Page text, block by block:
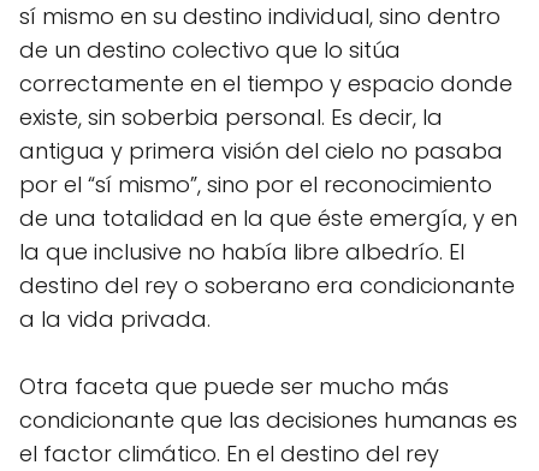
sí mismo en su destino individual, sino dentro
de un destino colectivo que lo sitúa
correctamente en el tiempo y espacio donde
existe, sin soberbia personal. Es decir, la
antigua y primera visión del cielo no pasaba
por el “sí mismo”, sino por el reconocimiento
de una totalidad en la que éste emergía, y en
la que inclusive no había libre albedrío. El
destino del rey o soberano era condicionante
a la vida privada.
Otra faceta que puede ser mucho más
condicionante que las decisiones humanas es
el factor climático. En el destino del rey